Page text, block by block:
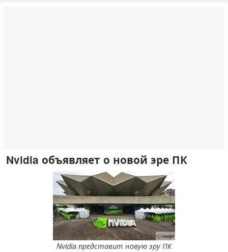
Nvidia объявляет о новой эре ПК
ⓘ Google
Nvidia представит новую эру ПК